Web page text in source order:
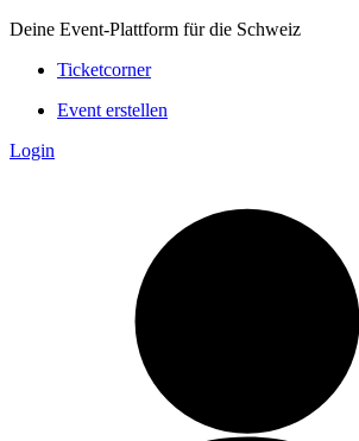
Deine Event-Plattform für die Schweiz
Ticketcorner
Event erstellen
Login